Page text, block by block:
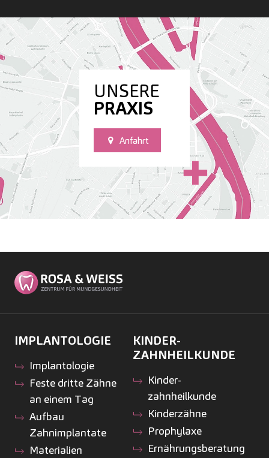
UNSERE
PRAXIS
Anfahrt
IMPLANTOLOGIE
Implantologie
Feste dritte Zähne
an einem Tag
Aufbau
Zahnimplantate
Materialien
KINDER­
ZAHNHEILKUNDE
Kinder­
zahnheilkunde
Kinderzähne
Prophylaxe
Ernährungsberatung